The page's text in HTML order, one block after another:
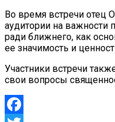
Во время встречи отец
аудитории на
ради ближнего, как
ее значимость и
Участники встречи
свои вопросы